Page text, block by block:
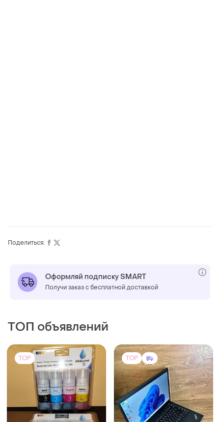
Поделиться:
Оформляй подписку SMART
Получи заказ с бесплатной доставкой
ТОП объявлений
TOP TOP